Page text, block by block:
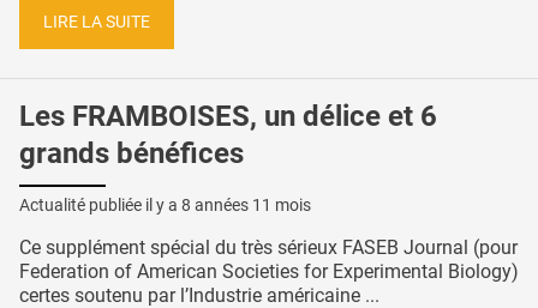
LIRE LA SUITE
Les FRAMBOISES, un délice et 6
grands bénéfices
Actualité publiée il y a 8 années 11 mois
Ce supplément spécial du très sérieux FASEB Journal (pour
Federation of American Societies for Experimental Biology)
certes soutenu par l’Industrie américaine ...